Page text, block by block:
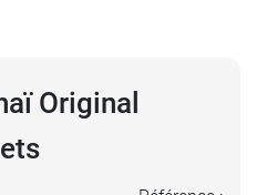
Original